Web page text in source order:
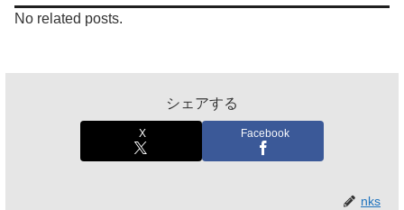
No related posts.
シェアする
X Facebook
nks